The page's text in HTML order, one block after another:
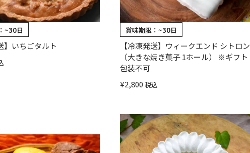
~30日
】いちごタルト
賞味期限： ~30日
【冷凍発送】ウィークエンド シトロン
（大きな焼き菓子 1ホール） ※ギフト
包装不可
¥2,800 税込